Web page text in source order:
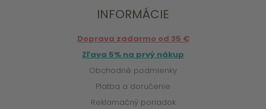
INFORMÁCIE
Doprava zadarmo od 35 €
Zľava 5% na prvý nákup
Obchodné podmienky
Platba a doručenie
Reklamačný poriadok